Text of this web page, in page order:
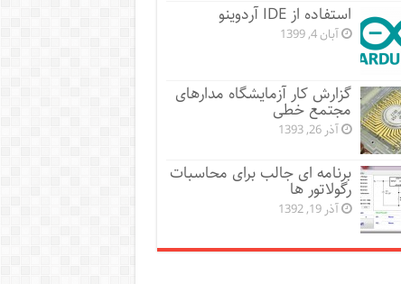
استفاده از IDE آردوینو
آبان 4, 1399
گزارش کار آزمایشگاه مدارهای
مجتمع خطی
آذر 26, 1393
برنامه ای جالب برای محاسبات
رگولاتور ها
آذر 19, 1392